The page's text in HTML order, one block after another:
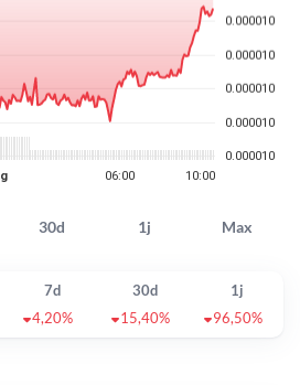
30d 1j Max
7d 30d
1j
4,20% 15,40% 96,50%